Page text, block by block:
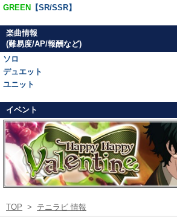
GREEN 【SR/SSR】
楽曲情報
(難易度/AP/報酬など)
ソロ
デュエット
ユニット
イベント
TOP > テニラビ 情報